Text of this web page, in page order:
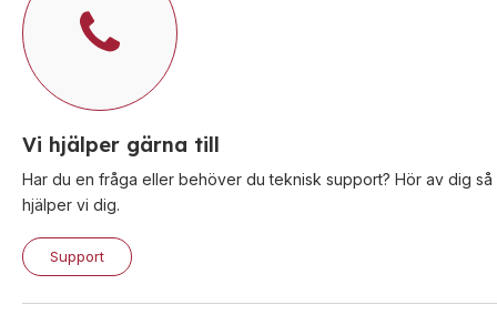
Vi hjälper gärna till
Har du en fråga eller behöver du teknisk support? Hör av dig så
hjälper vi dig.
Support
Temperatur
Dimension (BxHxD)
Certifiering/klass
EN54-2
Typ
Konventionell
Detektorkrets
Detektorer per krets
Larmdonsutgångar
Belastning larmdonsutgångarMax 150 mA @12 VDC